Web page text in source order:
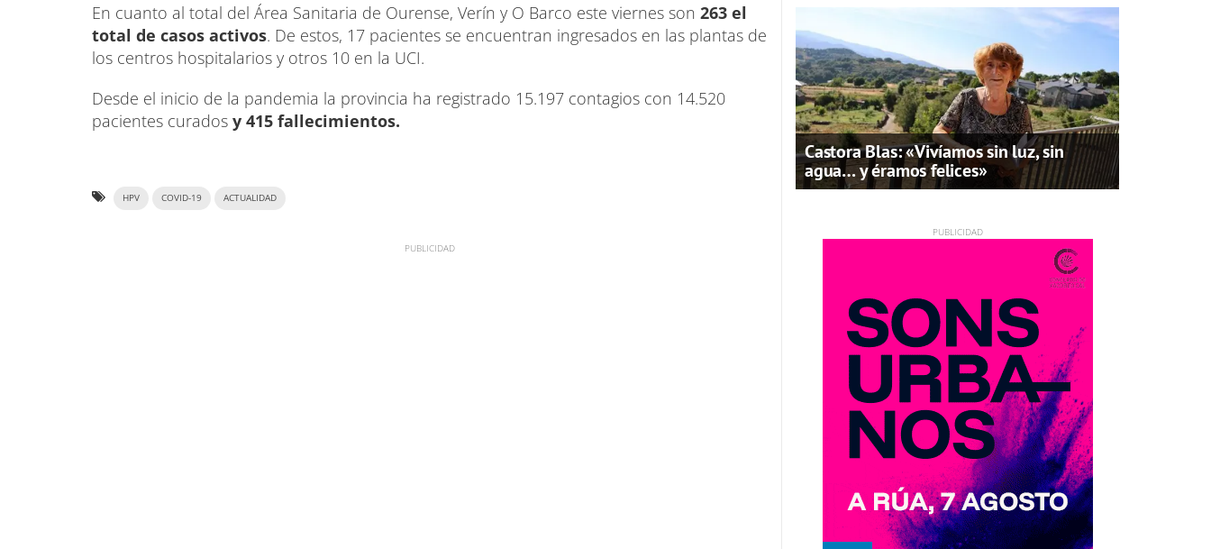
En cuanto al total del Área Sanitaria de Ourense, Verín y O Barco este viernes son 263 el
total de casos activos. De estos, 17 pacientes se encuentran ingresados en las plantas de
los centros hospitalarios y otros 10 en la UCI.
Desde el inicio de la pandemia la provincia ha registrado 15.197 contagios con 14.520
pacientes curados y 415 fallecimientos.
HPV COVID-19 ACTUALIDAD
Castora Blas: «Vivíamos sin luz, sin
agua… y éramos felices»